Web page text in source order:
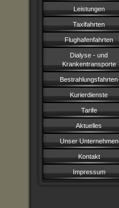
Leistungen
Taxifahrten
Flughafenfahrten
Dialyse - und
Krankentransporte
Bestrahlungsfahrten
Kurierdienste
Tarife
Aktuelles
Unser Unternehmen
Kontakt
Impressum